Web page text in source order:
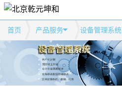
首页 产品服务 设备管理系统